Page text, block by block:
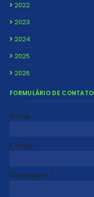
2022
2023
2024
2025
2026
FORMULÁRIO DE CONTATO
Nome
E-mail *
Mensagem *